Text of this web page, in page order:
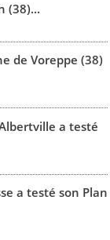
(38)...
de Voreppe (38)
a testé
a testé son Plan